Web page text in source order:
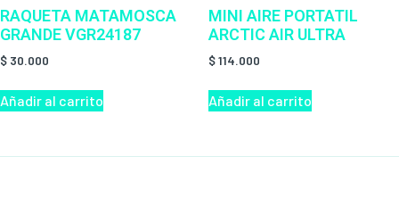
RAQUETA MATAMOSCA
GRANDE VGR24187
$ 30.000
Añadir al carrito
MINI AIRE PORTATIL
ARCTIC AIR ULTRA
$114.000
Añadir al carrito